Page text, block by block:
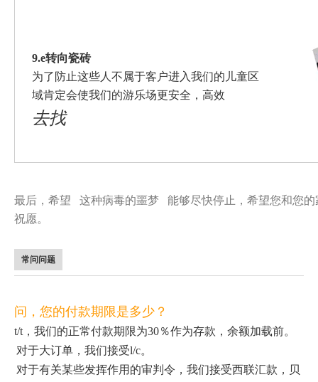
9.e转向瓷砖
为了防止这些人不属于客户进入我们的儿童区
域肯定会使我们的游乐场更安全，高效
去找
最后，希望 这种病毒的噩梦 能够尽快停止，希望您和您
祝愿。
常问问题
问，您的付款期限是多少？
t/t，我们的正常付款期限为30％作为存款，余额加载前。
对于大订单，我们接受l/c。
对于有关某些发挥作用的审判令，我们接受西联汇款，贝